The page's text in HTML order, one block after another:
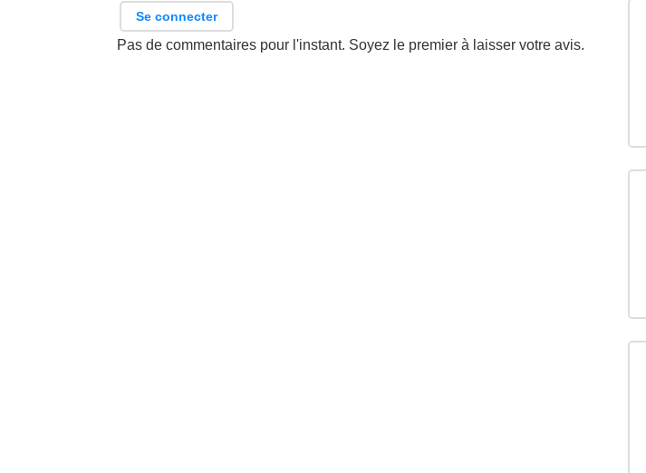
Se connecter
Pas de commentaires pour l'instant. Soyez le premier à laisser votre avis.